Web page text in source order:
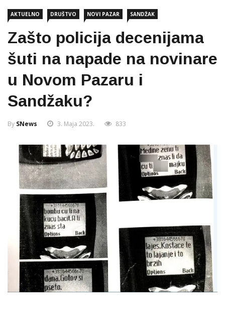
AKTUELNO DRUŠTVO NOVI PAZAR SANDŽAK
Zašto policija decenijama
šuti na napade na novinare
u Novom Pazaru i
Sandžaku?
By SNews 3. Maja 2023. 833